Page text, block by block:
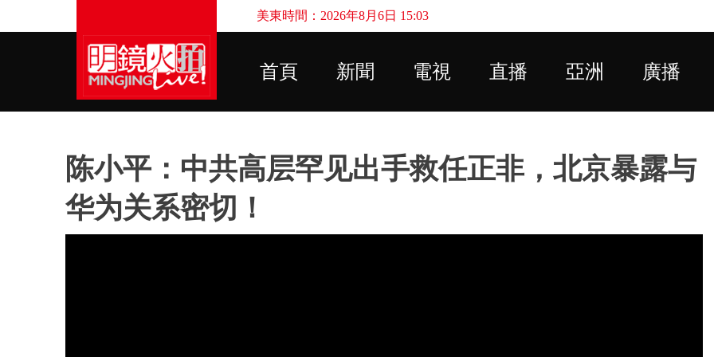
美東時間：2026年8月6日 15:03
首頁 新聞 電視 直播 亞洲 廣播
陈小平：中共高层罕见出手救任正非，北京暴露与
华为关系密切！